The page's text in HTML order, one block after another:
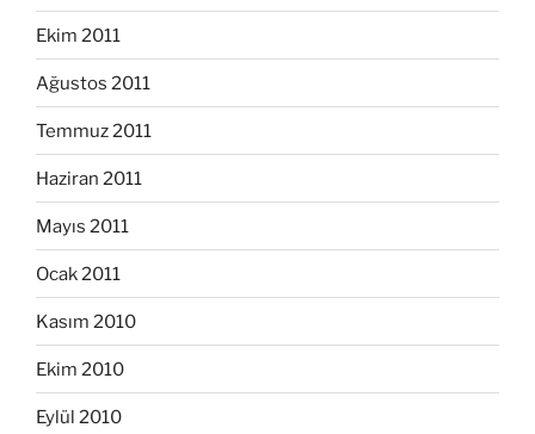
Ekim 2011
Ağustos 2011
Temmuz 2011
Haziran 2011
Mayıs 2011
Ocak 2011
Kasım 2010
Ekim 2010
Eylül 2010